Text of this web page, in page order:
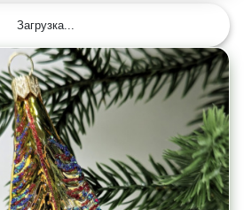
Загрузка...